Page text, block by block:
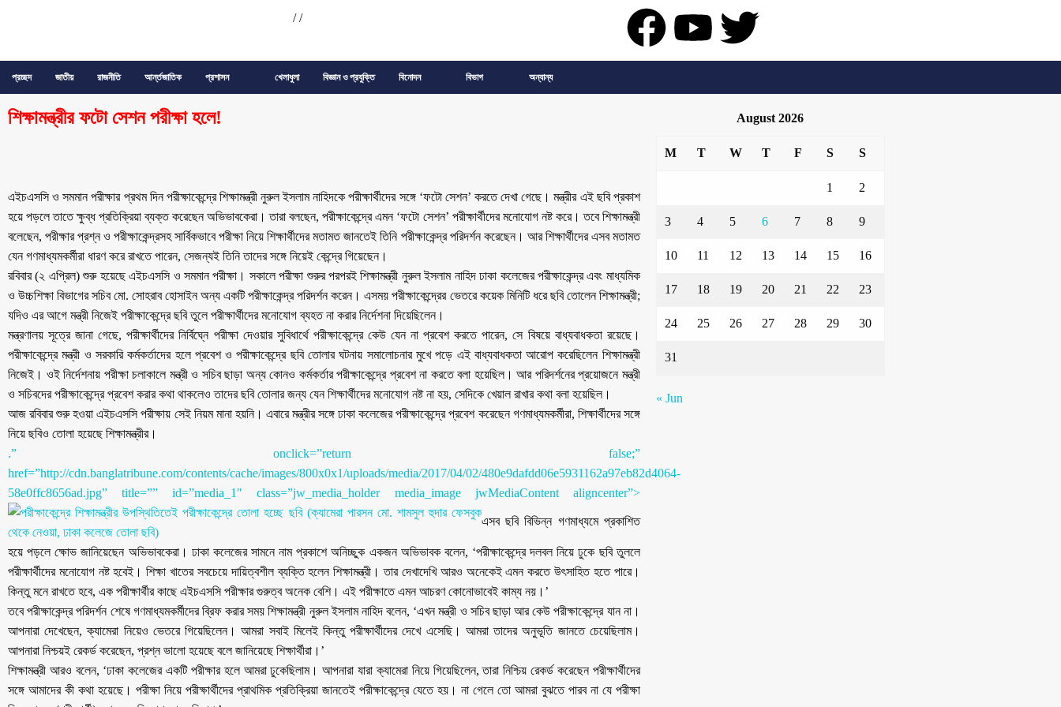
//
প্রচ্ছদ জাতীয় রাজনীতি আর্ন্তজাতিক প্রশাসন খেলাধুলা বিজ্ঞান ও প্রযুক্তি বিনোদন বিভাগ অন্যান্য
শিক্ষামন্ত্রীর ফটো সেশন পরীক্ষা হলে!
এইচএসসি ও সমমান পরীক্ষার প্রথম দিন পরীক্ষাকেন্দ্রে শিক্ষামন্ত্রী নুরুল ইসলাম নাহিদকে পরীক্ষার্থীদের সঙ্গে ‘ফটো সেশন’ করতে দেখা গেছে। মন্ত্রীর এই ছবি প্রকাশ
হয়ে পড়লে তাতে ক্ষুব্ধ প্রতিক্রিয়া ব্যক্ত করেছেন অভিভাবকেরা। তারা বলছেন, পরীক্ষাকেন্দ্রে এমন ‘ফটো সেশন’ পরীক্ষার্থীদের মনোযোগ নষ্ট করে। তবে শিক্ষামন্ত্রী
বলেছেন, পরীক্ষার প্রশ্ন ও পরীক্ষাকেন্দ্রসহ সার্বিকভাবে পরীক্ষা নিয়ে শিক্ষার্থীদের মতামত জানতেই তিনি পরীক্ষাকেন্দ্র পরিদর্শন করেছেন। আর শিক্ষার্থীদের এসব মতামত
যেন গণমাধ্যমকর্মীরা ধারণ করে রাখতে পারেন, সেজন্যই তিনি তাদের সঙ্গে নিয়েই কেন্দ্রে গিয়েছেন।
রবিবার (২ এপ্রিল) শুরু হয়েছে এইচএসসি ও সমমান পরীক্ষা। সকালে পরীক্ষা শুরুর পরপরই শিক্ষামন্ত্রী নুরুল ইসলাম নাহিদ ঢাকা কলেজের পরীক্ষাকেন্দ্র এবং মাধ্যমিক
ও উচ্চশিক্ষা বিভাগের সচিব মো. সোহরাব হোসাইন অন্য একটি পরীক্ষাকেন্দ্র পরিদর্শন করেন। এসময় পরীক্ষাকেন্দ্রের ভেতরে কয়েক মিনিটি ধরে ছবি তোলেন শিক্ষামন্ত্রী;
যদিও এর আগে মন্ত্রী নিজেই পরীক্ষাকেন্দ্রে ছবি তুলে পরীক্ষার্থীদের মনোযোগ ব্যহত না করার নির্দেশনা দিয়েছিলেন।
মন্ত্রণালয় সূত্রে জানা গেছে, পরীক্ষার্থীদের নির্বিঘ্নে পরীক্ষা দেওয়ার সুবিধার্থে পরীক্ষাকেন্দ্রে কেউ যেন না প্রবেশ করতে পারেন, সে বিষয়ে বাধ্যবাধকতা রয়েছে।
পরীক্ষাকেন্দ্রে মন্ত্রী ও সরকারি কর্মকর্তাদের হলে প্রবেশ ও পরীক্ষাকেন্দ্রে ছবি তোলার ঘটনায় সমালোচনার মুখে পড়ে এই বাধ্যবাধকতা আরোপ করেছিলেন শিক্ষামন্ত্রী
নিজেই। ওই নির্দেশনায় পরীক্ষা চলাকালে মন্ত্রী ও সচিব ছাড়া অন্য কোনও কর্মকর্তার পরীক্ষাকেন্দ্রে প্রবেশ না করতে বলা হয়েছিল। আর পরিদর্শনের প্রয়োজনে মন্ত্রী
ও সচিবদের পরীক্ষাকেন্দ্রে প্রবেশ করার কথা থাকলেও তাদের ছবি তোলার জন্য যেন শিক্ষার্থীদের মনোযোগ নষ্ট না হয়, সেদিকে খেয়াল রাখার কথা বলা হয়েছিল।
আজ রবিবার শুরু হওয়া এইচএসসি পরীক্ষায় সেই নিয়ম মানা হয়নি। এবারে মন্ত্রীর সঙ্গে ঢাকা কলেজের পরীক্ষাকেন্দ্রে প্রবেশ করেছেন গণমাধ্যমকর্মীরা, শিক্ষার্থীদের সঙ্গে
নিয়ে ছবিও তোলা হয়েছে শিক্ষামন্ত্রীর।
.” onclick=”return false;”
href=”http://cdn.banglatribune.com/contents/cache/images/800x0x1/uploads/media/2017/04/02/480e9dafdd06e5931162a97eb82d4064-
58e0ffc8656ad.jpg” title=”” id=”media_1″ class=”jw_media_holder media_image jwMediaContent aligncenter”>
এসব ছবি বিভিন্ন গণমাধ্যমে প্রকাশিত
হয়ে পড়লে ক্ষোভ জানিয়েছেন অভিভাবকেরা। ঢাকা কলেজের সামনে নাম প্রকাশে অনিচ্ছুক একজন অভিভাবক বলেন, ‘পরীক্ষাকেন্দ্রে দলবল নিয়ে ঢুকে ছবি তুললে
পরীক্ষার্থীদের মনোযোগ নষ্ট হবেই। শিক্ষা খাতের সবচেয়ে দায়িত্বশীল ব্যক্তি হলেন শিক্ষামন্ত্রী। তার দেখাদেখি আরও অনেকেই এমন করতে উৎসাহিত হতে পারে।
কিন্তু মনে রাখতে হবে, এক পরীক্ষার্থীর কাছে এইচএসসি পরীক্ষার গুরুত্ব অনেক বেশি। এই পরীক্ষাতে এমন আচরণ কোনোভাবেই কাম্য নয়।’
তবে পরীক্ষাকেন্দ্র পরিদর্শন শেষে গণমাধ্যমকর্মীদের ব্রিফ করার সময় শিক্ষামন্ত্রী নুরুল ইসলাম নাহিদ বলেন, ‘এখন মন্ত্রী ও সচিব ছাড়া আর কেউ পরীক্ষাকেন্দ্রে যান না।
আপনারা দেখেছেন, ক্যামেরা নিয়েও ভেতরে গিয়েছিলেন। আমরা সবাই মিলেই কিন্তু পরীক্ষার্থীদের দেখে এসেছি। আমরা তাদের অনুভূতি জানতে চেয়েছিলাম।
আপনারা নিশ্চয়ই রেকর্ড করেছেন, প্রশ্ন ভালো হয়েছে বলে জানিয়েছে শিক্ষার্থীরা।’
শিক্ষামন্ত্রী আরও বলেন, ‘ঢাকা কলেজের একটি পরীক্ষার হলে আমরা ঢুকেছিলাম। আপনারা যারা ক্যামেরা নিয়ে গিয়েছিলেন, তারা নিশ্চিয় রেকর্ড করেছেন পরীক্ষার্থীদের
সঙ্গে আমাদের কী কথা হয়েছে। পরীক্ষা নিয়ে পরীক্ষার্থীদের প্রাথমিক প্রতিক্রিয়া জানতেই পরীক্ষাকেন্দ্রে যেতে হয়। না গেলে তো আমরা বুঝতে পারব না যে পরীক্ষা
August 2026
M T W T F S S
1 2
3 4 5 6 7 8 9
10 11 12 13 14 15 16
17 18 19 20 21 22 23
24 25 26 27 28 29 30
31
« Jun